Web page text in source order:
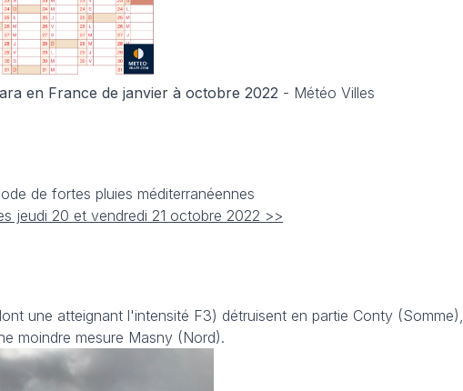
en France de janvier à octobre 2022 - Météo Villes
de fortes pluies méditerranéennes
jeudi 20 et vendredi 21 octobre 2022 >>
une atteignant l'intensité F3) détruisent en partie Conty (Somme),
moindre mesure Masny (Nord).